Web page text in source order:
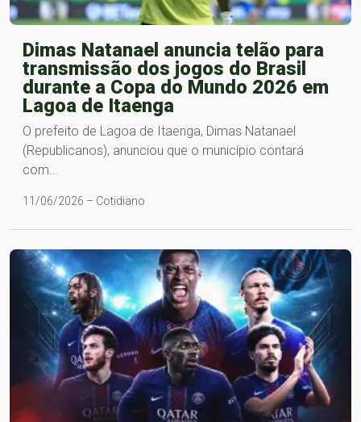
Dimas Natanael anuncia telão para
transmissão dos jogos do Brasil
durante a Copa do Mundo 2026 em
Lagoa de Itaenga
O prefeito de Lagoa de Itaenga, Dimas Natanael
(Republicanos), anunciou que o município contará
com…
11/06/2026 – Cotidiano